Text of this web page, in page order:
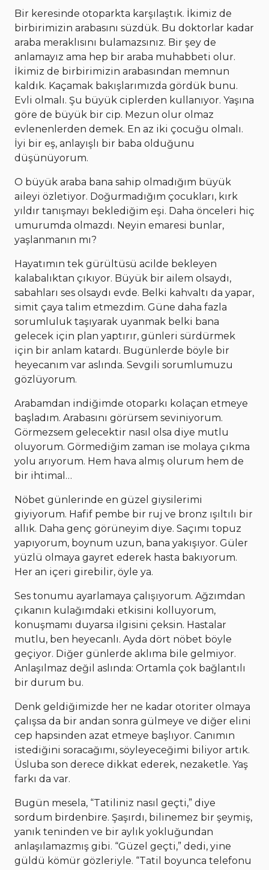
Bir keresinde otoparkta karşılaştık. İkimiz de
birbirimizin arabasını süzdük. Bu doktorlar kadar
araba meraklısını bulamazsınız. Bir şey de
anlamayız ama hep bir araba muhabbeti olur.
İkimiz de birbirimizin arabasından memnun
kaldık. Kaçamak bakışlarımızda gördük bunu.
Evli olmalı. Şu büyük ciplerden kullanıyor. Yaşına
göre de büyük bir cip. Mezun olur olmaz
evlenenlerden demek. En az iki çocuğu olmalı.
İyi bir eş, anlayışlı bir baba olduğunu
düşünüyorum.
O büyük araba bana sahip olmadığım büyük
aileyi özletiyor. Doğurmadığım çocukları, kırk
yıldır tanışmayı beklediğim eşi. Daha önceleri hiç
umurumda olmazdı. Neyin emaresi bunlar,
yaşlanmanın mı?
Hayatımın tek gürültüsü acilde bekleyen
kalabalıktan çıkıyor. Büyük bir ailem olsaydı,
sabahları ses olsaydı evde. Belki kahvaltı da yapar,
simit çaya talim etmezdim. Güne daha fazla
sorumluluk taşıyarak uyanmak belki bana
gelecek için plan yaptırır, günleri sürdürmek
için bir anlam katardı. Bugünlerde böyle bir
heyecanım var aslında. Sevgili sorumlumuzu
gözlüyorum.
Arabamdan indiğimde otoparkı kolaçan etmeye
başladım. Arabasını görürsem seviniyorum.
Görmezsem gelecektir nasıl olsa diye mutlu
oluyorum. Görmediğim zaman ise molaya çıkma
yolu arıyorum. Hem hava almış olurum hem de
bir ihtimal…
Nöbet günlerinde en güzel giysilerimi
giyiyorum. Hafif pembe bir ruj ve bronz ışıltılı bir
allık. Daha genç görüneyim diye. Saçımı topuz
yapıyorum, boynum uzun, bana yakışıyor. Güler
yüzlü olmaya gayret ederek hasta bakıyorum.
Her an içeri girebilir, öyle ya.
Ses tonumu ayarlamaya çalışıyorum. Ağzımdan
çıkanın kulağımdaki etkisini kolluyorum,
konuşmamı duyarsa ilgisini çeksin. Hastalar
mutlu, ben heyecanlı. Ayda dört nöbet böyle
geçiyor. Diğer günlerde aklıma bile gelmiyor.
Anlaşılmaz değil aslında: Ortamla çok bağlantılı
bir durum bu.
Denk geldiğimizde her ne kadar otoriter olmaya
çalışsa da bir andan sonra gülmeye ve diğer elini
cep hapsinden azat etmeye başlıyor. Canımın
istediğini soracağımı, söyleyeceğimi biliyor artık.
Üsluba son derece dikkat ederek, nezaketle. Yaş
farkı da var.
Bugün mesela, “Tatiliniz nasıl geçti,” diye
sordum birdenbire. Şaşırdı, bilinemez bir şeymiş,
yanık teninden ve bir aylık yokluğundan
anlaşılamazmış gibi. “Güzel geçti,” dedi, yine
güldü kömür gözleriyle. “Tatil boyunca telefonu